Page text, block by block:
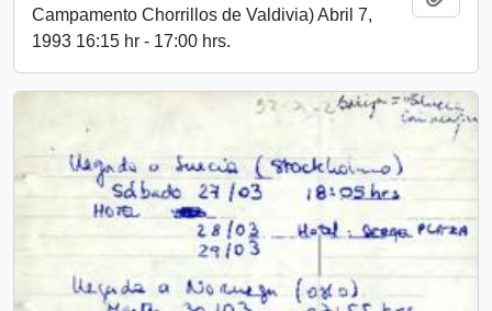
Campamento Chorrillos de Valdivia) Abril 7,
1993 16:15 hr - 17:00 hrs.